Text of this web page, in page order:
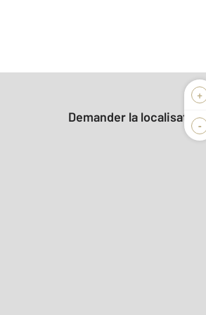
+
-
Demander la localisation